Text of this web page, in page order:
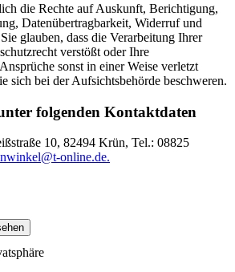
die Rechte auf Auskunft, Berichtigung,
Datenübertragbarkeit, Widerruf und
glauben, dass die Verarbeitung Ihrer
verstößt oder Ihre
sonst in einer Weise verletzt
sich bei der Aufsichtsbehörde beschweren.
folgenden Kontaktdaten
10, 82494 Krün, Tel.: 08825
online.de.